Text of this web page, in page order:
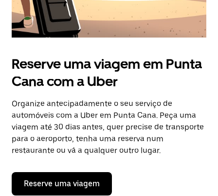
Reserve uma viagem em Punta
Cana com a Uber
Organize antecipadamente o seu serviço de
automóveis com a Uber em Punta Cana. Peça uma
viagem até 30 dias antes, quer precise de transporte
para o aeroporto, tenha uma reserva num
restaurante ou vá a qualquer outro lugar.
Reserve uma viagem